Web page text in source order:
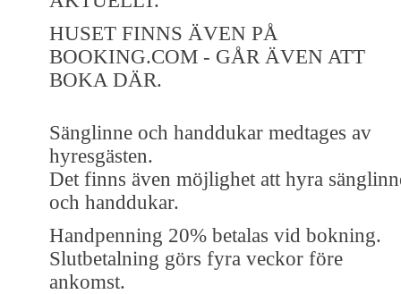
HUSET FINNS ÄVEN PÅ
BOOKING.COM - GÅR ÄVEN ATT
BOKA DÄR.
Sänglinne och handdukar medtages av
hyresgästen.
Det finns även möjlighet att hyra
och handdukar.
Handpenning 20% betalas vid bokning.
Slutbetalning görs fyra veckor före
ankomst.